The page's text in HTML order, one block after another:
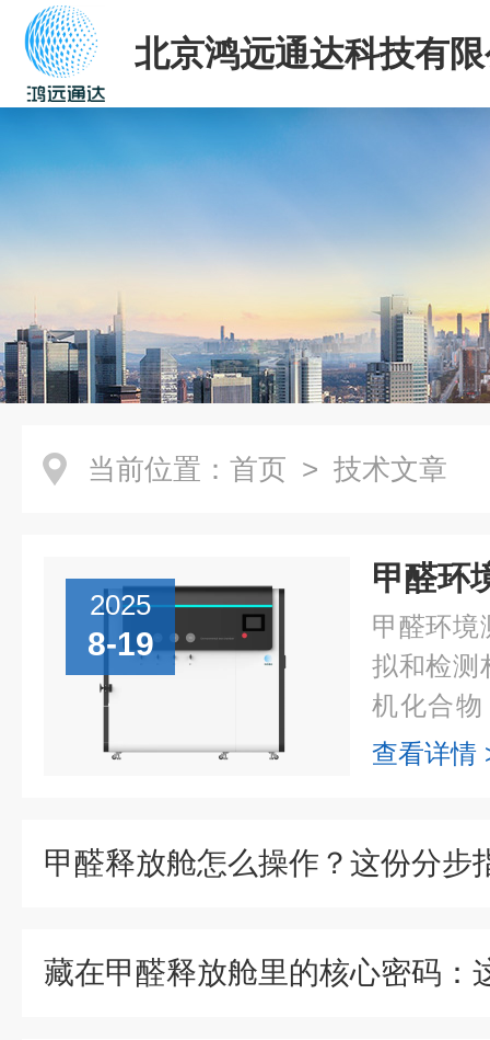
北京鸿远通达科技有
当前位置： 首页 > 技术文章
2025
8-19
甲醛环境
拟和检测
机化合物
应用于多
查看详情